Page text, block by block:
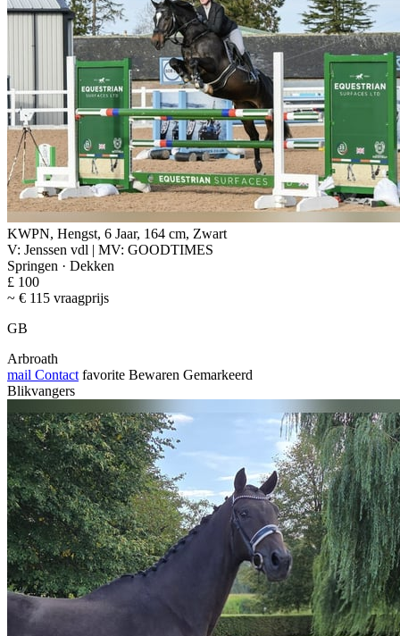
KWPN, Hengst, 6 Jaar, 164 cm, Zwart
V: Jenssen vdl | MV: GOODTIMES
Springen · Dekken
£ 100
~ € 115 vraagprijs
GB
Arbroath
mail Contact favorite Bewaren Gemarkeerd
Blikvangers